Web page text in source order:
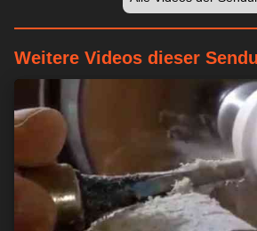
Weitere Videos dieser